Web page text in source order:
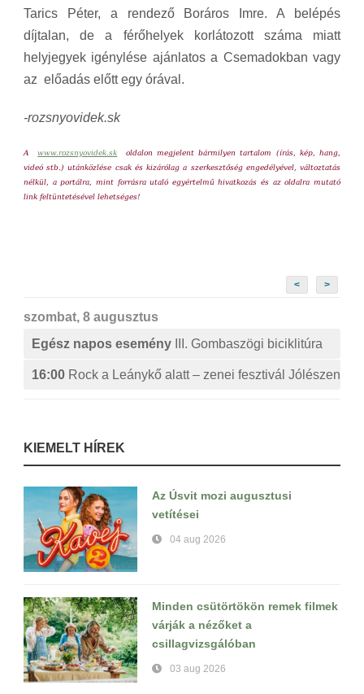
Tarics Péter, a rendező Boráros Imre. A belépés
díjtalan, de a férőhelyek korlátozott száma miatt
helyjegyek igénylése ajánlatos a Csemadokban vagy
az előadás előtt egy órával.
-rozsnyovidek.sk
A www.rozsnyovidek.sk
oldalon megjelent bármilyen tartalom (írás, kép, hang,
videó stb.) utánközlése csak és kizárólag a szerkesztőség engedélyével, változtatás
nélkül, a portálra, mint forrásra utaló egyértelmű hivatkozás és az oldalra mutató
link feltüntetésével lehetséges!
< >
szombat, 8 augusztus
Egész napos esemény
III. Gombaszögi biciklitúra
16:00 Rock a Leánykő alatt – zenei fesztivál Jólészen
KIEMELT HÍREK
Az Úsvit mozi augusztusi
vetítései
04 aug 2026
Minden csütörtökön remek filmek
várják a nézőket a
csillagvizsgálóban
03 aug 2026